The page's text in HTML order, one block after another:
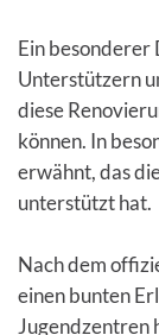
Ein besonderer
Unterstützern
diese
können. In
erwähnt, das
unterstützt hat.
Nach dem
einen bunten
Jugendzentren